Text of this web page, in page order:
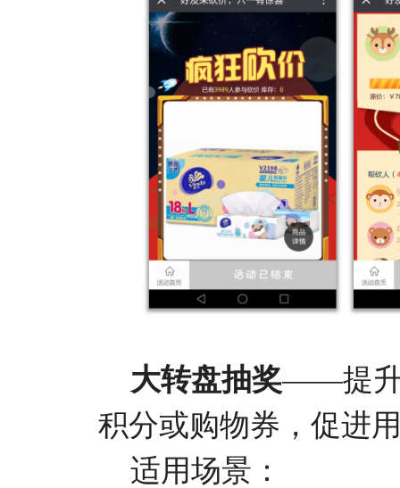
大转盘抽奖——提升
积分或购物券，促进
适用场景：